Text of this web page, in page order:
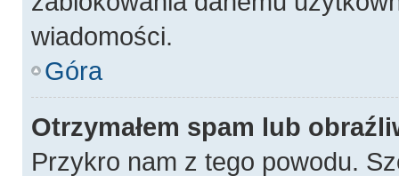
wiadomości.
Góra
Otrzymałem spam lub
Przykro nam z tego powodu.